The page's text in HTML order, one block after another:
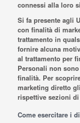
connessi alla loro
Si fa presente agli
con finalità di
trattamento in
fornire alcuna
al trattamento per
Personali non
finalità. Per
marketing diretto
rispettive sezioni
Come esercitare i